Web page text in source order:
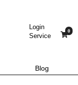
Login
Service
0
Blog